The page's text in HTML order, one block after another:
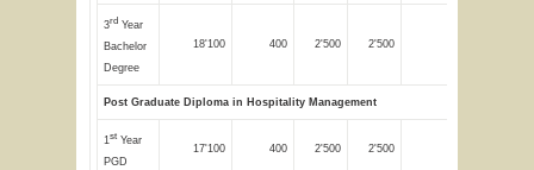
3rdYear
Bachelor
Degree
18'100 400 2'500 2'500
Post Graduate Diploma in Hospitality Management
1stYear
PGD
17'100 400 2'500 2'500